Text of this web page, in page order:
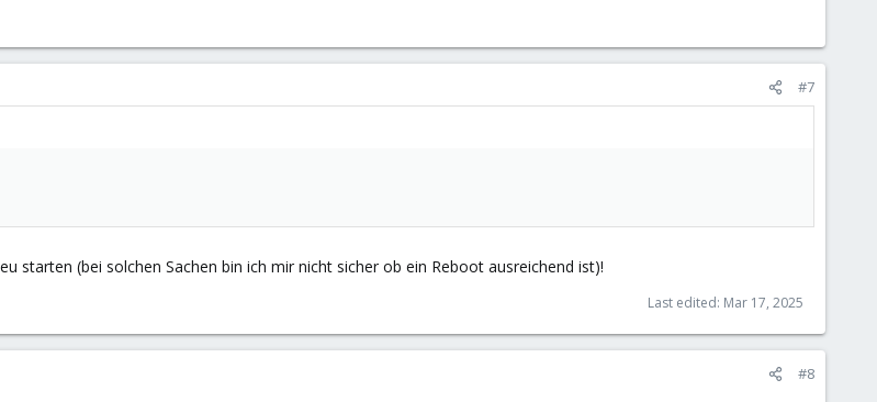
#7
starten (bei solchen Sachen bin ich mir nicht sicher ob ein Reboot ausreichend ist)!
Last edited: Mar 17, 2025
#8